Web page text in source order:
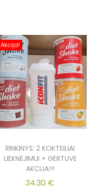
Akcija!
RINKINYS: 2 KOKTEILIAI
LIEKNĖJIMUI + GERTUVĖ
AKCIJA!!!
34.30 €